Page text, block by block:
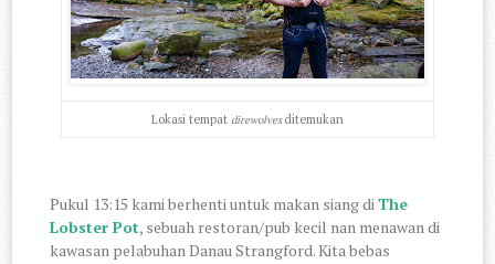
Lokasi tempat direwolvesditemukan
Pukul 13:15 kami berhenti untuk makan siang diThe
Lobster Pot, sebuah restoran/pub kecil nan menawan di
kawasan pelabuhan Danau Strangford. Kita bebas